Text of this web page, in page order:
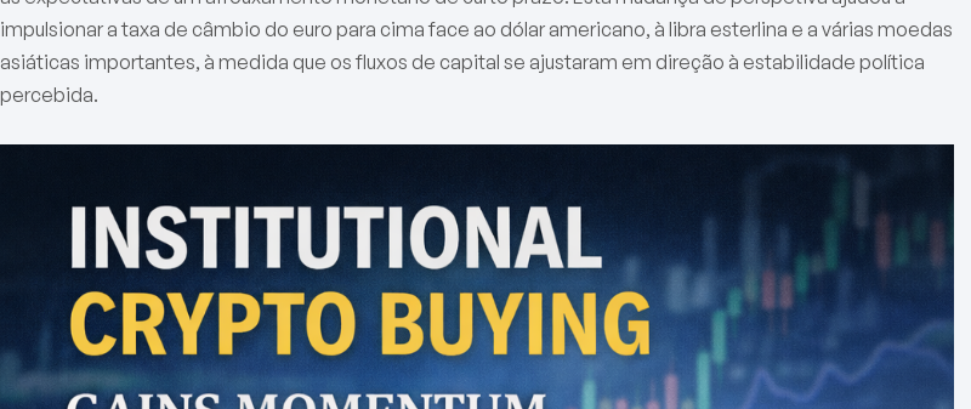
impulsionar a taxa de câmbio do euro para cima face ao dólar americano, à libra esterlina e a várias moedas
asiáticas importantes, à medida que os fluxos de capital se ajustaram em direção à estabilidade política
percebida.